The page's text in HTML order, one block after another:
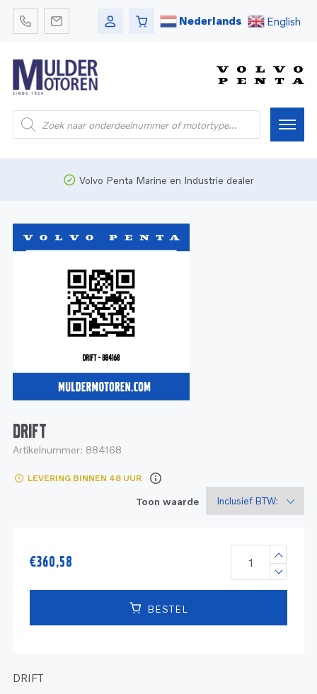
Nederlands English
Onderdelen
Bedrijfsvaart
Onderdelen
Motoren
Onderdelen
Service
Motoren
Service en onderhoud
Reman - Bedrijfsvaart
Volvo Penta Marine en Industrie dealer
DRIFT
Artikelnummer: 884168
LEVERING BINNEN 48 UUR
Toon waarde
€360,58
BESTEL
DRIFT